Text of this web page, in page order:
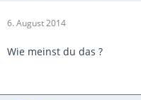
6. August 2014
Wie meinst du das ?